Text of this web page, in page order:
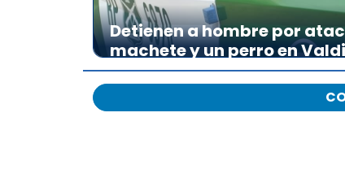
Detienen a hombre por
machete y un perro en